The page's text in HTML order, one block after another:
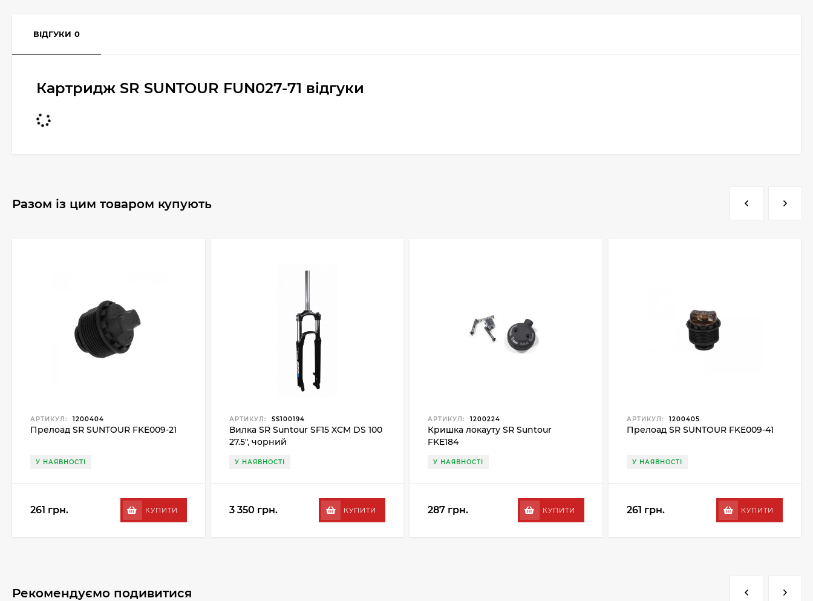
ВІДГУКИ 0
Картридж SR SUNTOUR FUN027-71 відгуки
Разом із цим товаром купують
АРТИКУЛ: 1200404
Прелоад SR SUNTOUR FKE009-21
У НАЯВНОСТІ
261 грн. КУПИТИ
АРТИКУЛ: SS100194
Вилка SR Suntour SF15 XCM DS 100
27.5", чорний
У НАЯВНОСТІ
3 350 грн. КУПИТИ
АРТИКУЛ: 1200224
Кришка локауту SR Suntour
FKE184
У НАЯВНОСТІ
287 грн. КУПИТИ
АРТИКУЛ: 1200405
Прелоад SR SUNTOUR FKE009-41
У НАЯВНОСТІ
261 грн. КУПИТИ
Рекомендуємо подивитися